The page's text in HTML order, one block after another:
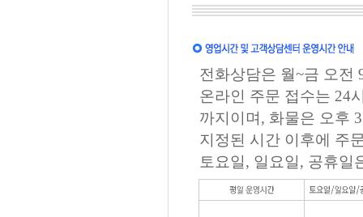
전화상담은 월~금 오전
온라인 주문 접수는 24
까지이며, 화물은 오후
지정된 시간 이후에 주
토요일, 일요일, 공휴일